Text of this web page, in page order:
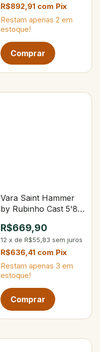
R$892,91 com Pix
Restam apenas 2 em
estoque!
Vara Saint Hammer
by Rubinho Cast 5'8"
Partes
R$669,90
12 x de R$55,83 sem juros
R$636,41 com Pix
Restam apenas 3 em
estoque!